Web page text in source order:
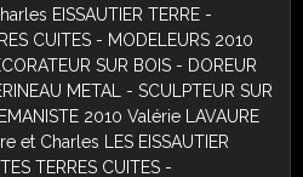
EISSAUTIER TERRE -
CUITES - MODELEURS 2010
SUR BOIS - DOREUR
METAL - SCULPTEUR SUR
2010 Valérie LAVAURE
et Charles LES EISSAUTIER
TERRES CUITES -